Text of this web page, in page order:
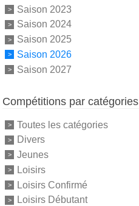
Saison 2023
Saison 2024
Saison 2025
Saison 2026
Saison 2027
Compétitions par catégories
Toutes les catégories
Divers
Jeunes
Loisirs
Loisirs Confirmé
Loisirs Débutant